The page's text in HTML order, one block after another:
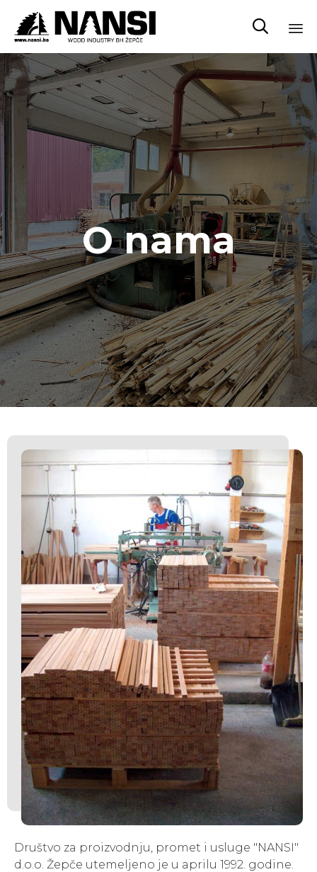

to
O nama
Društvo za proizvodnju, promet i usluge "NANSI"
d.o.o. Žepče utemeljeno je u aprilu 1992. godine.